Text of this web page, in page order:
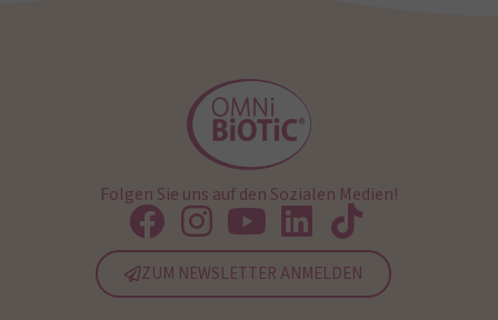
Folgen Sie uns auf den Sozialen Medien!
ZUM NEWSLETTER ANMELDEN